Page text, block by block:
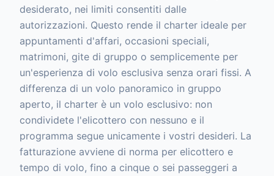
desiderato, nei limiti consentiti dalle
autorizzazioni. Questo rende il charter ideale per
appuntamenti d'affari, occasioni speciali,
matrimoni, gite di gruppo o semplicemente per
un'esperienza di volo esclusiva senza orari fissi. A
differenza di un volo panoramico in gruppo
aperto, il charter è un volo esclusivo: non
condividete l'elicottero con nessuno e il
programma segue unicamente i vostri desideri. La
fatturazione avviene di norma per elicottero e
tempo di volo, fino a cinque o sei passeggeri a